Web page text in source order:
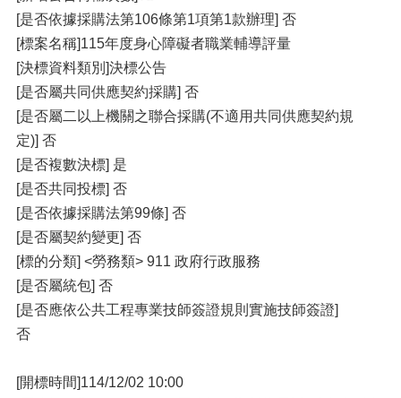
[是否依據採購法第106條第1項第1款辦理] 否
[標案名稱]115年度身心障礙者職業輔導評量
[決標資料類別]決標公告
[是否屬共同供應契約採購] 否
[是否屬二以上機關之聯合採購(不適用共同供應契約規
定)] 否
[是否複數決標] 是
[是否共同投標] 否
[是否依據採購法第99條] 否
[是否屬契約變更] 否
[標的分類] <勞務類> 911 政府行政服務
[是否屬統包] 否
[是否應依公共工程專業技師簽證規則實施技師簽證]
否
[開標時間]114/12/02 10:00